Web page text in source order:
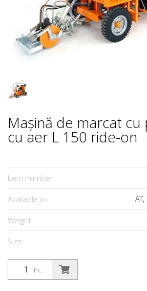
Mașină de marcat
cu aer L 150 ride-on
Item number:
Available in:
Weight:
Size:
Pc.